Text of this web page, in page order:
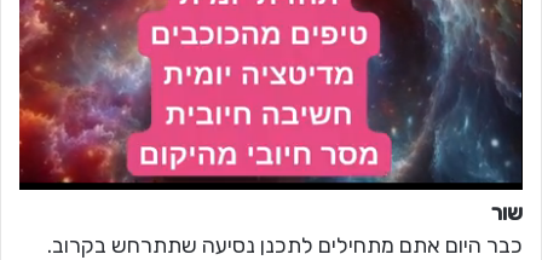
שור
כבר היום אתם מתחילים לתכנן נסיעה שתתרחש בקרוב.